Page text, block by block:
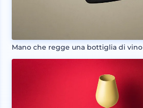
Mano che regge una bottiglia di vino